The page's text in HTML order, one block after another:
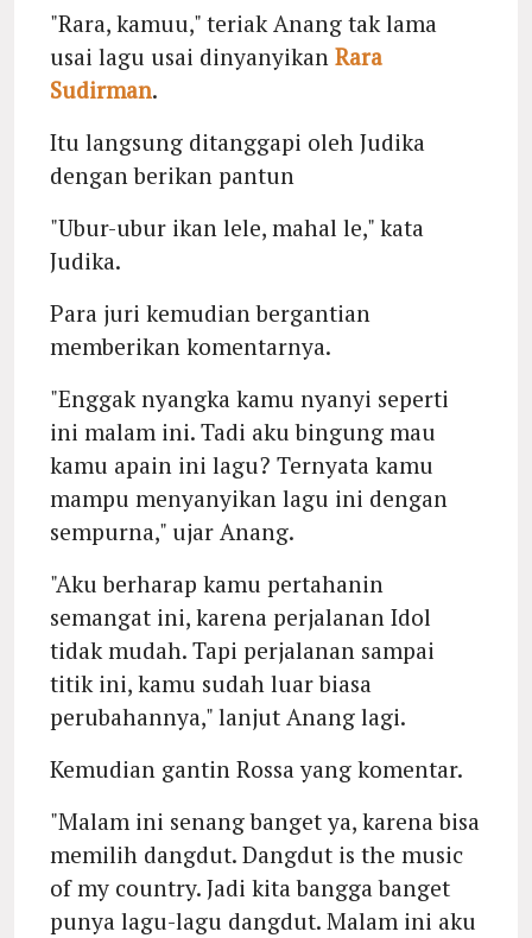
"Rara, kamuu," teriak Anang tak lama
usai lagu usai dinyanyikan Rara
Sudirman.
Itu langsung ditanggapi oleh Judika
dengan berikan pantun
"Ubur-ubur ikan lele, mahal le," kata
Judika.
Para juri kemudian bergantian
memberikan komentarnya.
"Enggak nyangka kamu nyanyi seperti
ini malam ini. Tadi aku bingung mau
kamu apain ini lagu? Ternyata kamu
mampu menyanyikan lagu ini dengan
sempurna," ujar Anang.
"Aku berharap kamu pertahanin
semangat ini, karena perjalanan Idol
tidak mudah. Tapi perjalanan sampai
titik ini, kamu sudah luar biasa
perubahannya," lanjut Anang lagi.
Kemudian gantin Rossa yang komentar.
"Malam ini senang banget ya, karena bisa
memilih dangdut. Dangdut is the music
of my country. Jadi kita bangga banget
punya lagu-lagu dangdut. Malam ini aku